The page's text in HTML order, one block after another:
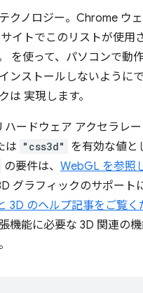
クノロジー。Chrome ウ
イトでこのリストが使用
を使って、パソコンで動
ンストールしないように
は 実現します。
ハードウェア アクセラレ
は "css3d"
を有効な値と
の要件は、 WebGL を参照
グラフィックのサポート
3D のヘルプ記事をご覧く
機能に必要な 3D 関連の